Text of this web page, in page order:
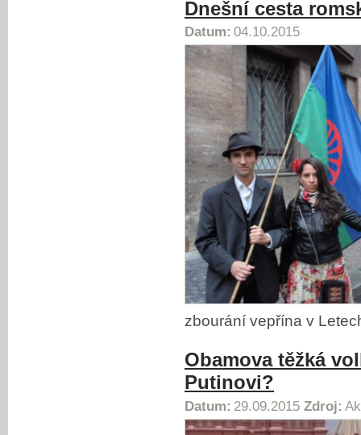
Dnešní cesta
Datum: 04.10.2015
zbourání vepřína v
Obamova těžká
Putinovi?
Datum: 29.09.2015 Zdroj: